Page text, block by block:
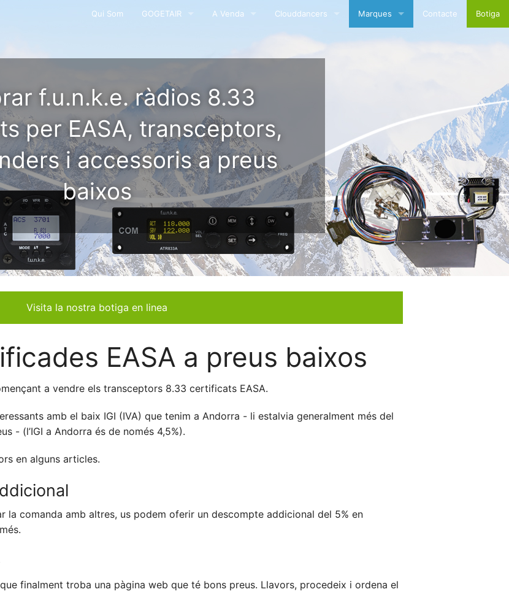
Qui Som GOGETAIR
Seguritat
Fotografia Aèria
En venda
Contacte
A Venda
Panthera 540 (Non-TC Factory finished) Avión de démonstració
Clouddancers
Tipos de Funda per Avió i Planadors
Fundes Helicòpter i Pales de Rotor
Marques
LXNav
Clouddancers
MH Oxygen
Ocean Bottle
Contacte Botiga
f.u.n.k.e. ràdios 8.33
per EASA, transceptors,
i accessoris a preus
baixos
Visita la nostra botiga en linea
EASA a preus baixos
a vendre els transceptors 8.33 certificats EASA.
amb el baix IGI (IVA) que tenim a Andorra - li estalvia generalment més del
- (l’IGI a Andorra és de només 4,5%).
en alguns articles.
la comanda amb altres, us podem oferir un descompte addicional del 5% en
finalment troba una pàgina web que té bons preus. Llavors, procedeix i ordena el